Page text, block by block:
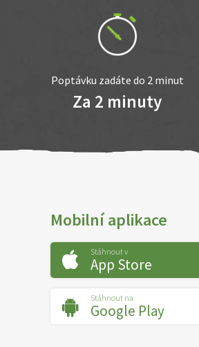
Poptávku zadáte do 2 minut
Za 2 minuty
Mobilní aplikace
Stáhnout v
App Store
Stáhnout na
Google Play